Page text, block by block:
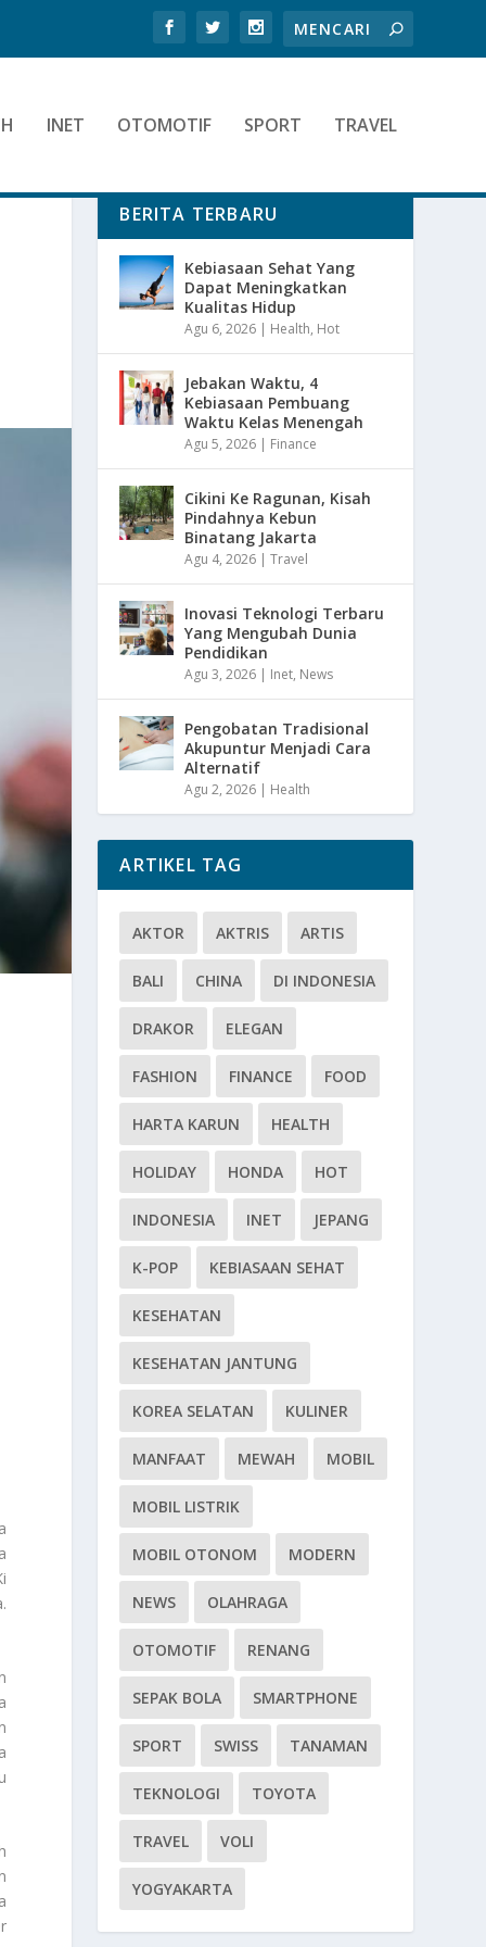
INET OTOMOTIF SPORT TRAVEL
BERITA TERBARU
Kebiasaan Sehat Yang
Dapat Meningkatkan
Kualitas Hidup
Agu 6, 2026 | Health, Hot
Jebakan Waktu, 4
Kebiasaan Pembuang
Waktu Kelas Menengah
Agu 5, 2026 | Finance
Cikini Ke Ragunan, Kisah
Pindahnya Kebun
Binatang Jakarta
Agu 4, 2026 |Travel
Inovasi Teknologi Terbaru
Yang Mengubah Dunia
Pendidikan
Agu 3, 2026 | Inet, News
Pengobatan Tradisional
Akupuntur Menjadi Cara
Alternatif
Agu 2, 2026 | Health
ARTIKEL TAG
AKTOR AKTRIS ARTIS
BALI CHINA DI INDONESIA
DRAKOR ELEGAN
FASHION FINANCE FOOD
HARTA KARUN HEALTH
HOLIDAY HONDA HOT
INDONESIA INET JEPANG
K-POP KEBIASAAN SEHAT
KESEHATAN
KESEHATAN JANTUNG
KOREA SELATAN KULINER
MANFAAT MEWAH MOBIL
MOBIL LISTRIK
MOBIL OTONOM MODERN
NEWS OLAHRAGA
OTOMOTIF RENANG
SEPAK BOLA SMARTPHONE
SPORT SWISS TANAMAN
TEKNOLOGI TOYOTA
TRAVEL VOLI
YOGYAKARTA